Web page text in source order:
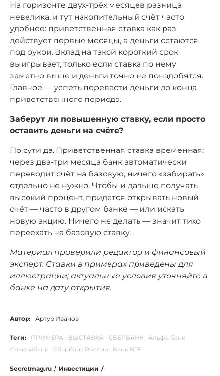
На горизонте двух-трёх месяцев разница
невелика, и тут накопительный счёт часто
удобнее: приветственная ставка как раз
действует первые месяцы, а деньги остаются
под рукой. Вклад на такой короткий срок
выигрывает, только если ставка по нему
заметно выше и деньги точно не понадобятся.
Главное — успеть перевести деньги до конца
приветственного периода.
Заберут ли повышенную ставку, если просто
оставить деньги на счёте?
По сути да. Приветственная ставка временная:
через два-три месяца банк автоматически
переводит счёт на базовую, ничего «забирать»
отдельно не нужно. Чтобы и дальше получать
высокий процент, придётся открывать новый
счёт — часто в другом банке — или искать
новую акцию. Ничего не делать — значит тихо
переехать на базовую ставку.
Материал проверили редактор и финансовый
эксперт. Ставки в примерах приведены для
иллюстрации; актуальные условия уточняйте в
банке на дату открытия.
Автор: Артур Иванов
Теги: ПРИМЕРА ВЫСТАВКА СБЕРБАНК
Альфа-банк
Совкомбанк
Сбербанк России Банк ВТБ
Secretmag.ru / Инвестиции /